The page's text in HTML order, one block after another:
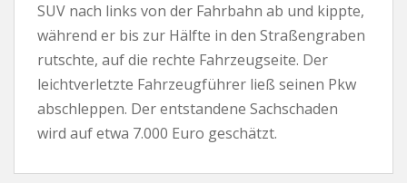
SUV nach links von der Fahrbahn ab und kippte,
während er bis zur Hälfte in den Straßengraben
rutschte, auf die rechte Fahrzeugseite. Der
leichtverletzte Fahrzeugführer ließ seinen Pkw
abschleppen. Der entstandene Sachschaden
wird auf etwa 7.000 Euro geschätzt.